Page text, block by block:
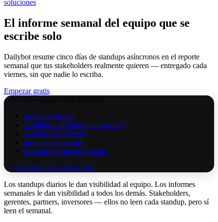
soluciones
El informe semanal del equipo que se
escribe solo
Dailybot resume cinco días de standups asíncronos en el reporte
semanal que tus stakeholders realmente quieren — entregado cada
viernes, sin que nadie lo escriba.
Empezar gratis
Cómo los equipos usan Dailybot
Standups diarios
Visibilidad del trabajo de agentes
Gestión de bloqueos
Informes semanales
Reconocimiento del equipo
→ Ver todos los casos de uso
Los standups diarios le dan visibilidad al equipo. Los informes
semanales le dan visibilidad a todos los demás. Stakeholders,
gerentes, partners, inversores — ellos no leen cada standup, pero sí
leen el semanal.